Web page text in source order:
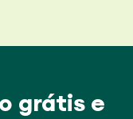
grátis e